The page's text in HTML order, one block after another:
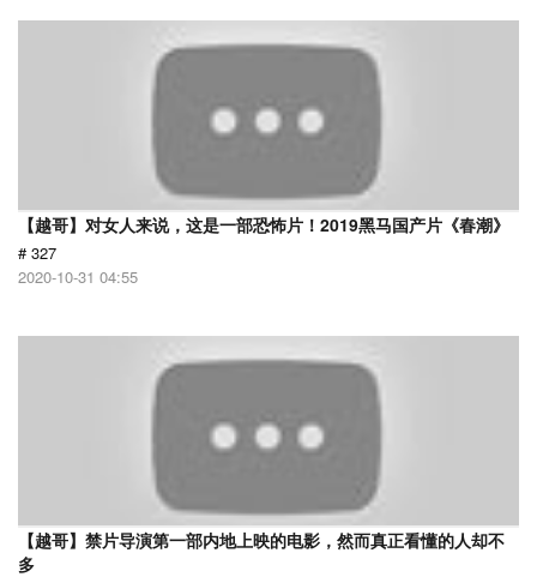
【越哥】对女人来说，这是一部恐怖片！2019黑马国产片《春潮》
# 327
2020-10-31 04:55
【越哥】禁片导演第一部内地上映的电影，然而真正看懂的人却不
多